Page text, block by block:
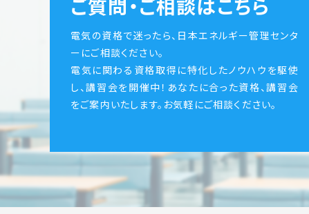
ご質問・ご相談はこちら
電気の資格で迷ったら、日本エネルギー管理センタ
ーにご相談ください。
電気に関わる資格取得に特化したノウハウを駆使
し、講習会を開催中！あなたに合った資格、講習会
をご案内いたします。お気軽にご相談ください。